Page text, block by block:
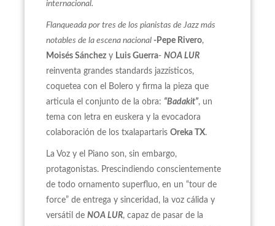
internacional.
Flanqueada por tres de los pianistas de Jazz más
notables de la escena nacional -Pepe Rivero,
Moisés Sánchez y Luis Guerra- NOA LUR
reinventa grandes standards jazzísticos,
coquetea con el Bolero y firma la pieza que
articula el conjunto de la obra: “Badakit”, un
tema con letra en euskera y la evocadora
colaboración de los txalapartaris Oreka TX.
La Voz y el Piano son, sin embargo,
protagonistas. Prescindiendo conscientemente
de todo ornamento superfluo, en un “tour de
force” de entrega y sinceridad, la voz cálida y
versátil de NOA LUR, capaz de pasar de la